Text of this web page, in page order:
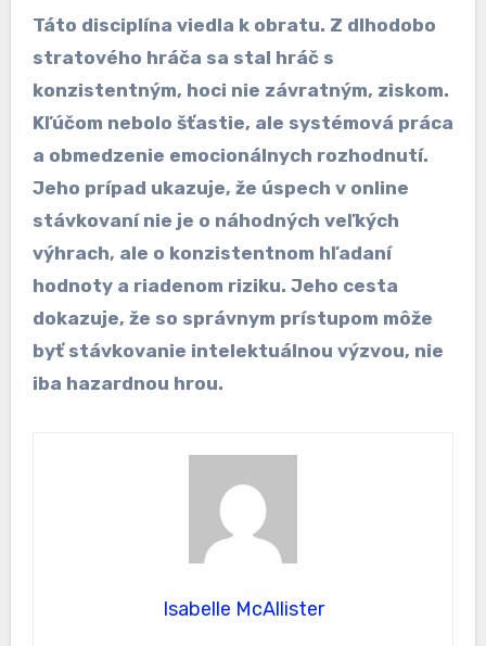
Táto disciplína viedla k obratu. Z dlhodobo
stratového hráča sa stal hráč s
konzistentným, hoci nie závratným, ziskom.
Kľúčom nebolo šťastie, ale systémová práca
a obmedzenie emocionálnych rozhodnutí.
Jeho prípad ukazuje, že úspech v online
stávkovaní nie je o náhodných veľkých
výhrach, ale o konzistentnom hľadaní
hodnoty a riadenom riziku. Jeho cesta
dokazuje, že so správnym prístupom môže
byť stávkovanie intelektuálnou výzvou, nie
iba hazardnou hrou.
Isabelle McAllister